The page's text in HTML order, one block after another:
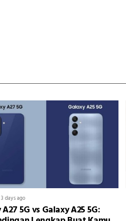
3 days ago
5G vs Galaxy A25 5G: